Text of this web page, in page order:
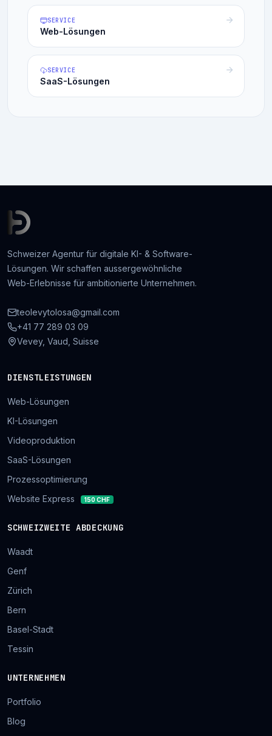
SERVICE
Web-Lösungen
SERVICE
SaaS-Lösungen
Schweizer Agentur für digitale KI- & Software-
Lösungen. Wir schaffen aussergewöhnliche
Web-Erlebnisse für ambitionierte Unternehmen.
teolevytolosa@gmail.com
+41 77 289 03 09
Vevey, Vaud, Suisse
DIENSTLEISTUNGEN
Web-Lösungen
KI-Lösungen
Videoproduktion
SaaS-Lösungen
Prozessoptimierung
Website Express
150 CHF
SCHWEIZWEITE ABDECKUNG
Waadt
Genf
Zürich
Bern
Basel-Stadt
Tessin
UNTERNEHMEN
Portfolio
Blog